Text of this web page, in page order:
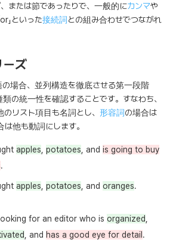
または節であったりで、一般的にカンマや
or」といった接続詞との組み合わせでつながれ
ズ
の場合、並列構造を徹底させる第一段階
の統一性を確認することです。すなわち、
リスト項目も名詞とし、 形容詞の場合は
他も動詞にします。
apples potatoes , and is going to buy
.
apples potatoes , and oranges.
for an editor who is organized
, and has a good eye for detail .